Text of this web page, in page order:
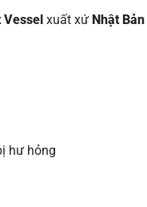
xuất xứ Nhật Bản
hư hỏng